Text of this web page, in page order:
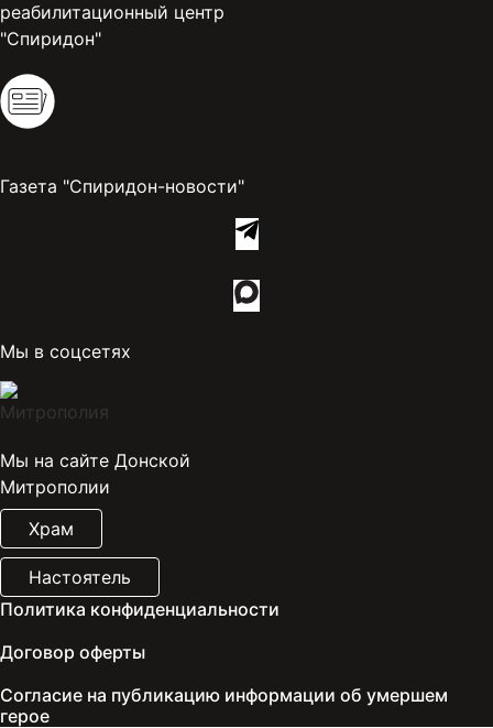
реабилитационный центр
"Спиридон"
Газета "Спиридон-новости"
Мы в соцсетях
Мы на сайте Донской
Митрополии
Храм
Настоятель
Политика конфиденциальности
Договор оферты
Согласие на публикацию информации об умершем
герое